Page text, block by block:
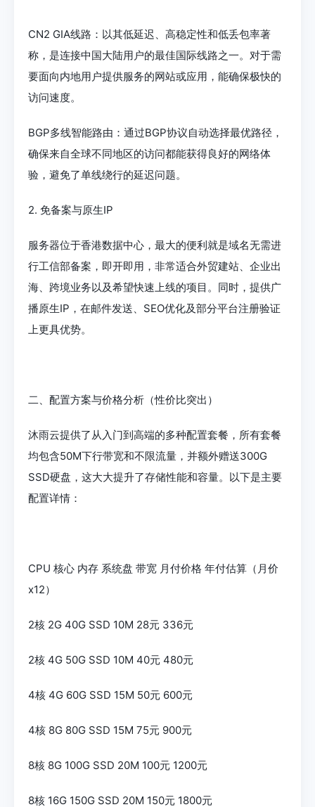
CN2 GIA线路：以其低延迟、高稳定性和低丢包率著
称，是连接中国大陆用户的最佳国际线路之一。对于需
要面向内地用户提供服务的网站或应用，能确保极快的
访问速度。
BGP多线智能路由：通过BGP协议自动选择最优路径，
确保来自全球不同地区的访问都能获得良好的网络体
验，避免了单线绕行的延迟问题。
2. 免备案与原生IP
服务器位于香港数据中心，最大的便利就是域名无需进
行工信部备案，即开即用，非常适合外贸建站、企业出
海、跨境业务以及希望快速上线的项目。同时，提供广
播原生IP，在邮件发送、SEO优化及部分平台注册验证
上更具优势。
二、配置方案与价格分析（性价比突出）
沐雨云提供了从入门到高端的多种配置套餐，所有套餐
均包含50M下行带宽和不限流量，并额外赠送300G
SSD硬盘，这大大提升了存储性能和容量。以下是主要
配置详情：
CPU 核心 内存 系统盘 带宽 月付价格 年付估算（月价
x12）
2核 2G 40G SSD 10M 28元 336元
2核 4G 50G SSD 10M 40元 480元
4核 4G 60G SSD 15M 50元 600元
4核 8G 80G SSD 15M 75元 900元
8核 8G 100G SSD 20M 100元 1200元
8核 16G 150G SSD 20M 150元 1800元